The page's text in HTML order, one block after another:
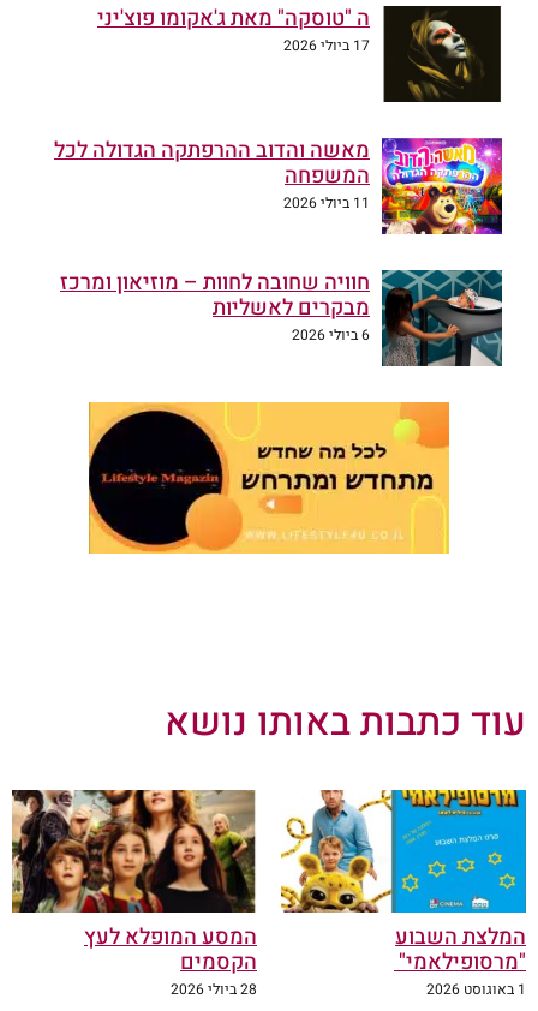
ה "טוסקה" מאת ג'אקומו פוצ'יני
17 ביולי 2026
מאשה והדוב ההרפתקה הגדולה לכל
המשפחה
11 ביולי 2026
חוויה שחובה לחוות – מוזיאון ומרכז
מבקרים לאשליות
6 ביולי 2026
עוד כתבות באותו נושא
המלצת השבוע
"מרסופילאמי"
1 באוגוסט 2026
המסע המופלא לעץ
הקסמים
28 ביולי 2026